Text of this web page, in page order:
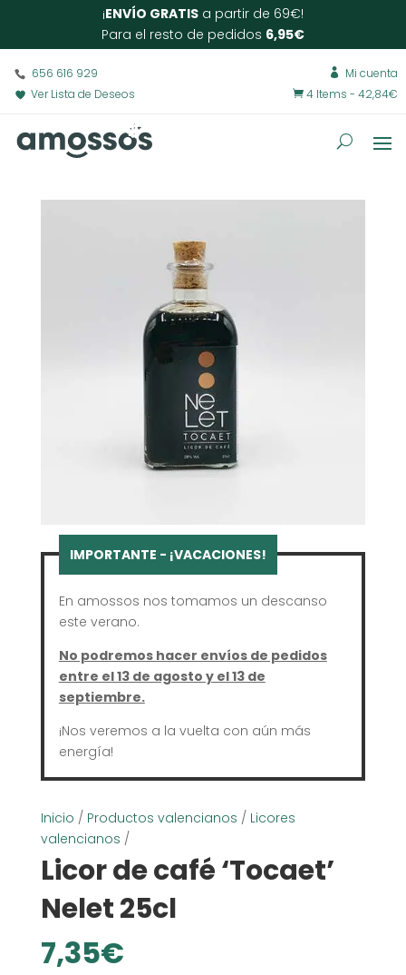
¡ENVÍO GRATIS a partir de 69€!
Para el resto de pedidos 6,95€
656 616 929
Ver Lista de Deseos
 Mi cuenta
 4 Items - 42,84€
En amossos nos tomamos un descanso
este verano.
No podremos hacer envíos de pedidos
entre el 13 de agosto y el 13 de
septiembre.
¡Nos veremos a la vuelta con aún más
energía!
Inicio / Productos valencianos / Licores
valencianos /
Licor de café ‘Tocaet’
Nelet 25cl
7,35€